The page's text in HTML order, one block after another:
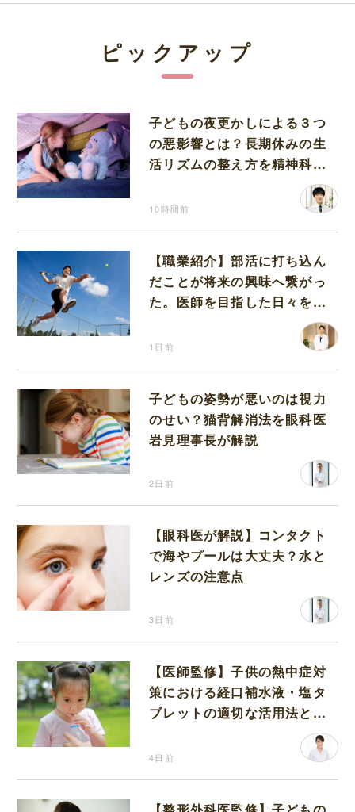
ピックアップ
子どもの夜更かしによる３つ
の悪影響とは？長期休みの生
活リズムの整え方を精神科医
10時間前
【職業紹介】部活に打ち込ん
だことが将来の興味へ繋がっ
た。医師を目指した日々を振
1日前
子どもの姿勢が悪いのは視力
のせい？猫背解消法を眼科医
岩見理事長が解説
2日前
【眼科医が解説】コンタクト
で海やプールは大丈夫？水と
レンズの注意点
3日前
【医師監修】子供の熱中症対
策における経口補水液・塩タ
ブレットの適切な活用法と水
4日前